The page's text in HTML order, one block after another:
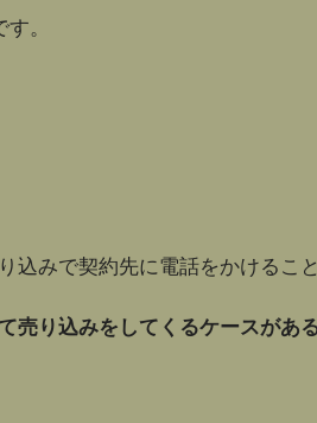
。
みで契約先に電話をかけること
売り込みをしてくるケースがあ